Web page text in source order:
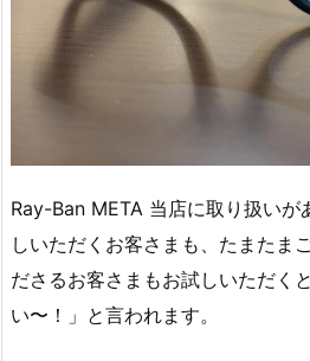
Ray-Ban META 当店に取り扱いが
しいただくお客さまも、たまたま
ださるお客さまもお試しいただく
い〜！」と言われます。